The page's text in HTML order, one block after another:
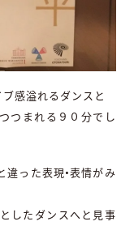
感溢れるダンスと
つまれる９０分でし
違った表現•表情がみ
したダンスへと見事